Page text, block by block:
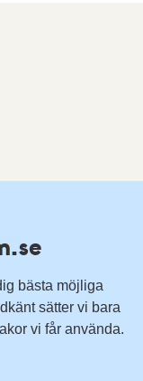
bästa möjliga
sätter vi bara
vi får använda.